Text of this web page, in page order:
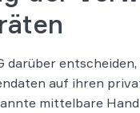
darüber
auf ihren
mittelbare